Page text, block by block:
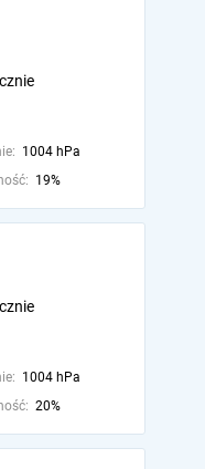
1004 hPa
19%
1004 hPa
20%